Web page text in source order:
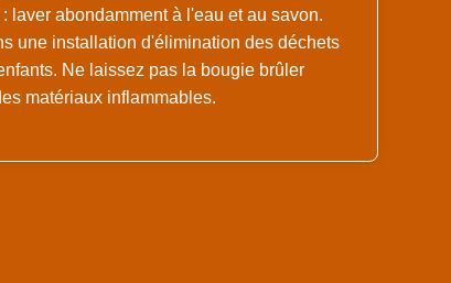
laver abondamment à l'eau et au savon.
une installation d'élimination des déchets
Ne laissez pas la bougie brûler
matériaux inflammables.